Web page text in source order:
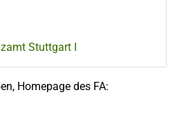
Stuttgart I
Homepage des FA: